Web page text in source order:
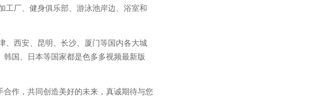
工厂、健身俱乐部、游泳池岸边、浴室和
、西安、昆明、长沙、厦门等国内各大城
国、日本等国家都是色多多视频最新版
作，共同创造美好的未来，真诚期待与您